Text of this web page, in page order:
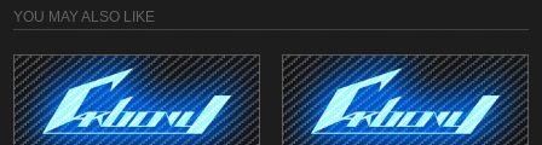
YOU MAY ALSO LIKE